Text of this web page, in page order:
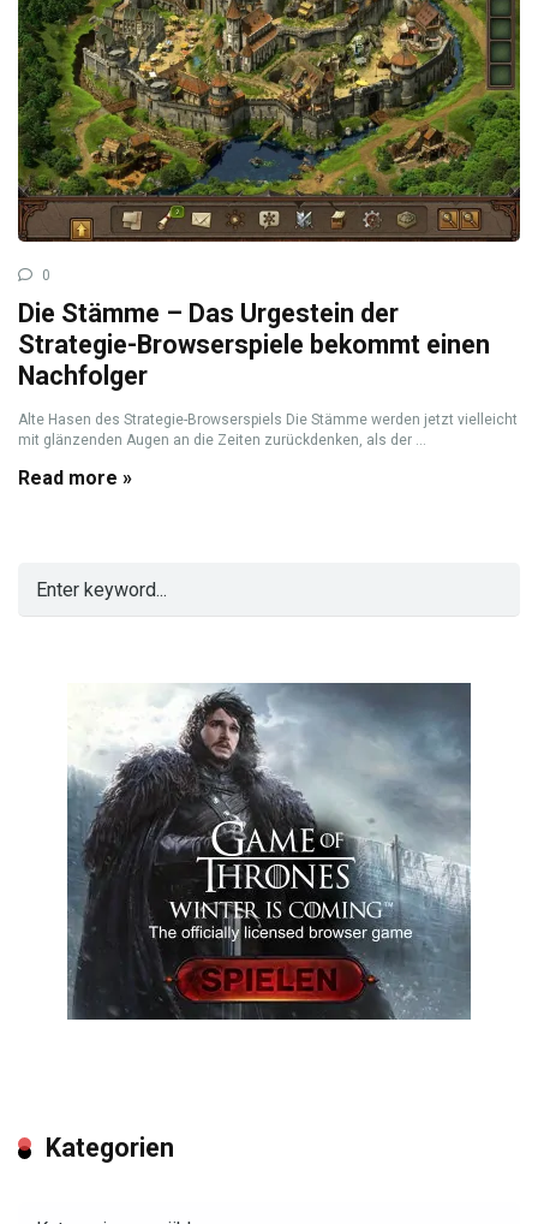
0
Die Stämme – Das Urgestein der
Strategie-Browserspiele bekommt einen
Nachfolger
Alte Hasen des Strategie-Browserspiels Die Stämme werden jetzt vielleicht
mit glänzenden Augen an die Zeiten zurückdenken, als der ...
Read more »
Kategorien